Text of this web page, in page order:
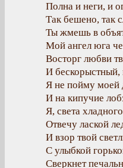
Полна и неги, и
Так бешено, так
Ты жмешь в
Мой ангел юга
Восторг любви
И бескорыстный,
Я не пойму моей
И на кипучие
Я, света
Отвечу лаской
И взор твой
С улыбкой
Сверкнет